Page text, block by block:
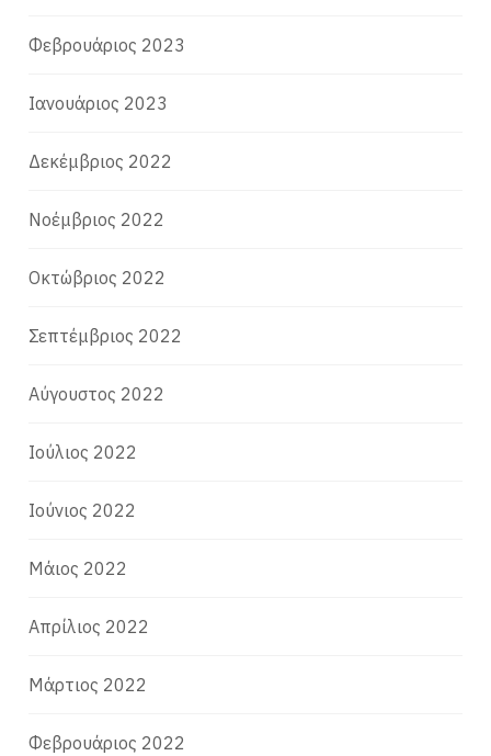
Φεβρουάριος 2023
Ιανουάριος 2023
Δεκέμβριος 2022
Νοέμβριος 2022
Οκτώβριος 2022
Σεπτέμβριος 2022
Αύγουστος 2022
Ιούλιος 2022
Ιούνιος 2022
Μάιος 2022
Απρίλιος 2022
Μάρτιος 2022
Φεβρουάριος 2022